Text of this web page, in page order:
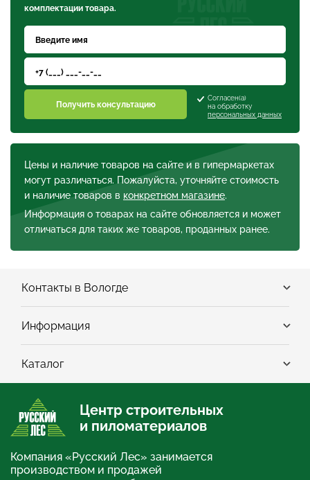
Цены и наличие товаров на сайте и в гипермаркетах
могут различаться. Пожалуйста, уточняйте стоимость
и наличие товаров в конкретном магазине.
Информация о товарах на сайте обновляется и может
отличаться для таких же товаров, проданных ранее.
комплектации товара.
Получить консультацию
Согласен(а)
на обработку
персональных данных
Контакты в Вологде
Информация
Каталог
Центр строительных
и пиломатериалов
Компания «Русский Лес» занимается
производством и продажей